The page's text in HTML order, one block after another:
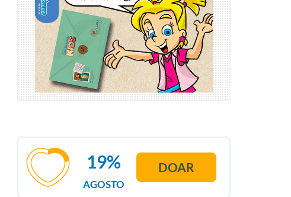
AGOSTO
19% DOAR